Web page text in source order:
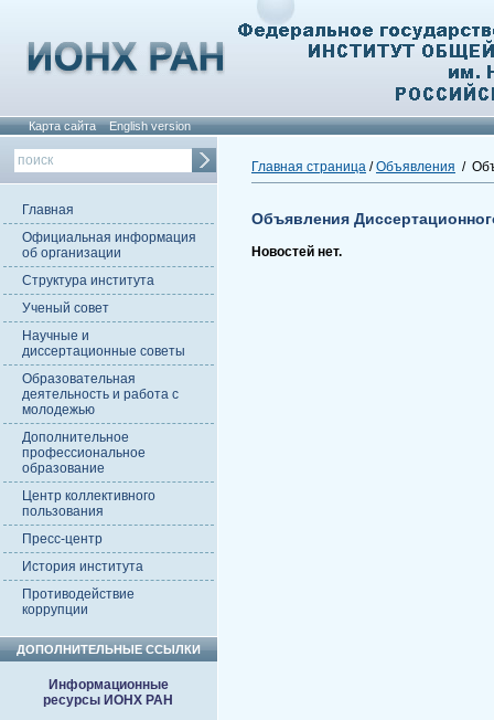
Карта сайта English version
Главная
Официальная информация
об организации
Структура института
Ученый совет
Научные и
диссертационные советы
Образовательная
деятельность и работа с
молодежью
Дополнительное
профессиональное
образование
Центр коллективного
пользования
Пресс-центр
История института
Противодействие
коррупции
ДОПОЛНИТЕЛЬНЫЕ ССЫЛКИ
Информационные
ресурсы ИОНХ РАН
Главная страница /Объявления /
Объявления
Новостей нет.